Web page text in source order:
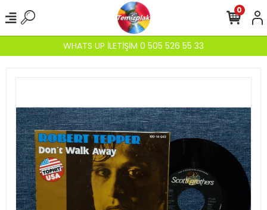
WHATS UP İLETİŞİM 0 505 526 55 33
0